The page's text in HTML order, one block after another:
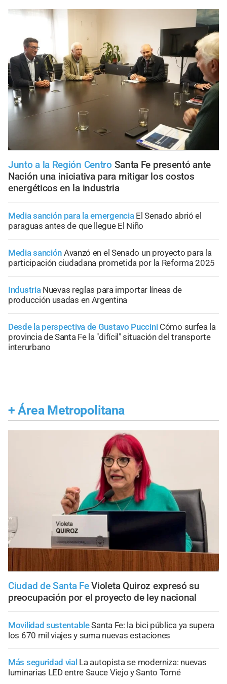
Junto a la Región Centro Santa Fe presentó ante
Nación una iniciativa para mitigar los costos
energéticos en la industria
Media sanción para la emergencia El Senado abrió el
paraguas antes de que llegue El Niño
Media sanción Avanzó en el Senado un proyecto para la
participación ciudadana prometida por la Reforma 2025
Industria Nuevas reglas para importar líneas de
producción usadas en Argentina
Desde la perspectiva de Gustavo Puccini Cómo surfea la
provincia de Santa Fe la "difícil" situación del transporte
interurbano
+ Área Metropolitana
Ciudad de Santa Fe Violeta Quiroz expresó su
preocupación por el proyecto de ley nacional
Movilidad sustentableSanta Fe: la bici pública ya supera
los 670 mil viajes y suma nuevas estaciones
Más seguridad vial La autopista se moderniza: nuevas
luminarias LED entre Sauce Viejo y Santo Tomé